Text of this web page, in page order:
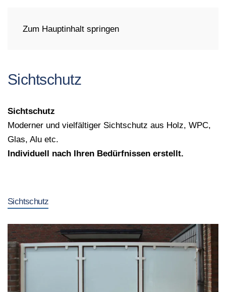
Zum Hauptinhalt springen
Sichtschutz
Sichtschutz
Moderner und vielfältiger Sichtschutz aus Holz, WPC,
Glas, Alu etc.
Individuell nach Ihren Bedürfnissen erstellt.
Sichtschutz